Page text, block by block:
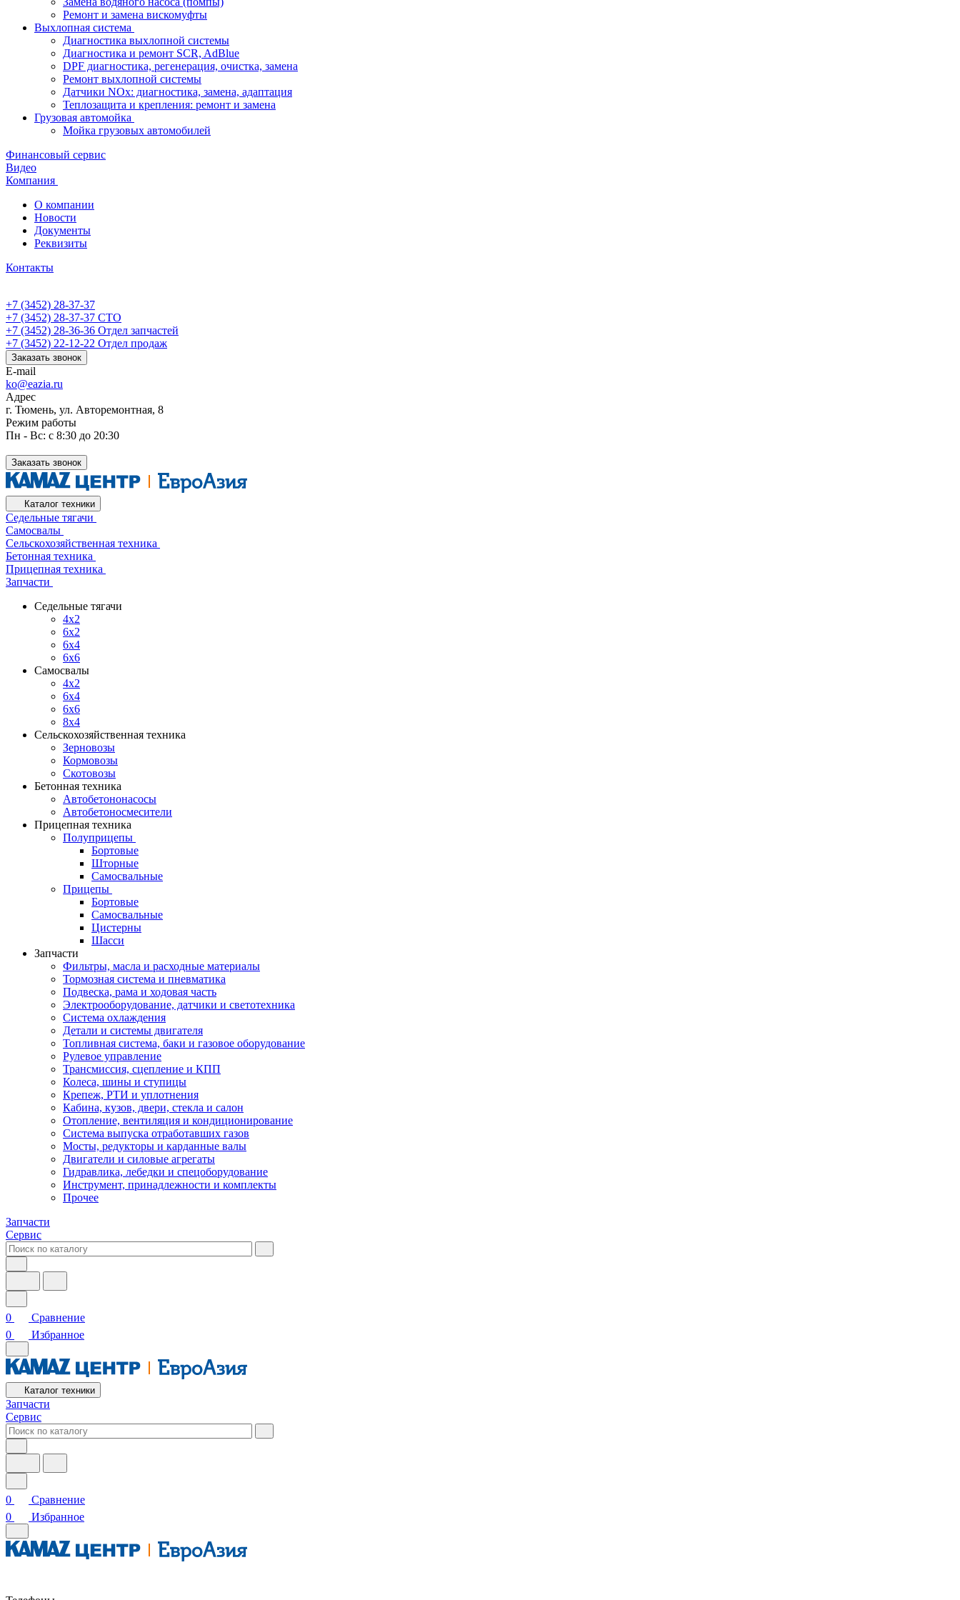
Ремонт и замена вискомуфты
Выхлопная система
Диагностика выхлопной системы
Диагностика и ремонт SCR, AdBlue
DPF диагностика, регенерация, очистка, замена
Ремонт выхлопной системы
Датчики NOx: диагностика, замена, адаптация
Теплозащита и крепления: ремонт и замена
Грузовая автомойка
Мойка грузовых автомобилей
Финансовый сервис
Видео
Компания
О компании
Новости
Документы
Реквизиты
Контакты
+7 (3452) 28-37-37
+7 (3452) 28-37-37 СТО
+7 (3452) 28-36-36 Отдел запчастей
+7 (3452) 22-12-22 Отдел продаж
Заказать звонок
E-mail
ko@eazia.ru
Адрес
г. Тюмень, ул. Авторемонтная, 8
Режим работы
Пн - Вс: с 8:30 до 20:30
Заказать звонок
Каталог техники
Седельные тягачи
Самосвалы
Сельскохозяйственная техника
Бетонная техника
Прицепная техника
Запчасти
Седельные тягачи
4x2
6x2
6x4
6x6
Самосвалы
4x2
6x4
6x6
8x4
Сельскохозяйственная техника
Зерновозы
Кормовозы
Скотовозы
Бетонная техника
Автобетононасосы
Автобетоносмесители
Прицепная техника
Полуприцепы
Бортовые
Шторные
Самосвальные
Прицепы
Бортовые
Самосвальные
Цистерны
Шасси
Запчасти
Фильтры, масла и расходные материалы
Тормозная система и пневматика
Подвеска, рама и ходовая часть
Электрооборудование, датчики и светотехника
Система охлаждения
Детали и системы двигателя
Топливная система, баки и газовое оборудование
Рулевое управление
Трансмиссия, сцепление и КПП
Колеса, шины и ступицы
Крепеж, РТИ и уплотнения
Кабина, кузов, двери, стекла и салон
Отопление, вентиляция и кондиционирование
Система выпуска отработавших газов
Мосты, редукторы и карданные валы
Двигатели и силовые агрегаты
Гидравлика, лебедки и спецоборудование
Инструмент, принадлежности и комплекты
Прочее
Запчасти
Сервис
0
Сравнение
0
Избранное
Каталог техники
Запчасти
Сервис
0
Сравнение
0
Избранное